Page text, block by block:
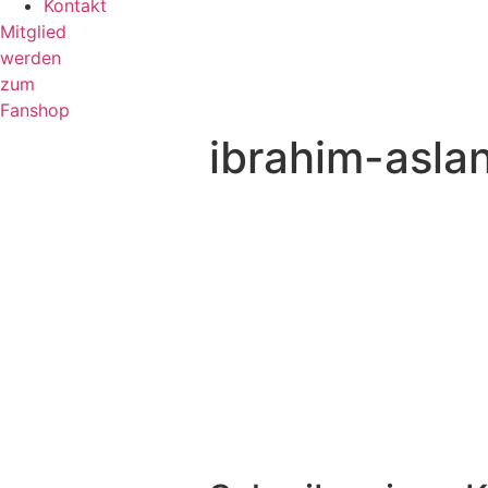
Kontakt
Mitglied
werden
zum
Fanshop
ibrahim-